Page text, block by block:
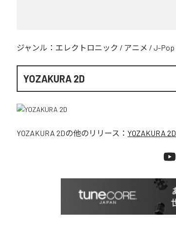
ジャンル： エレクトロニック / アニメ / J-Pop
YOZAKURA 2D
YOZAKURA 2Dの他のリリース： YOZAKURA 2D